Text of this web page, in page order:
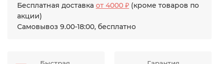
Бесплатная доставка от 4000 ₽ (кроме товаров по
акции)
Самовывоз 9.00-18:00, бесплатно